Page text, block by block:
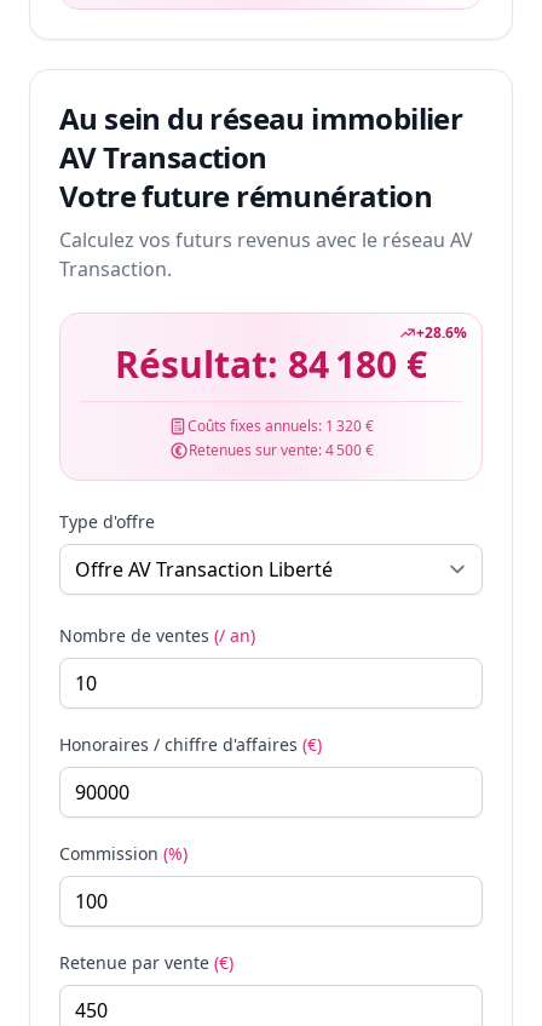
Au sein du réseau immobilier
AV Transaction
Votre future rémunération
Calculez vos futurs revenus avec le réseau AV
Transaction.
+28.6%
Résultat: 84 180 €
Coûts fixes annuels: 1 320 €
Retenues sur vente:4 500 €
Type d'offre
Nombre de ventes (/ an)
Honoraires / chiffre d'affaires (€)
Commission (%)
Retenue par vente (€)